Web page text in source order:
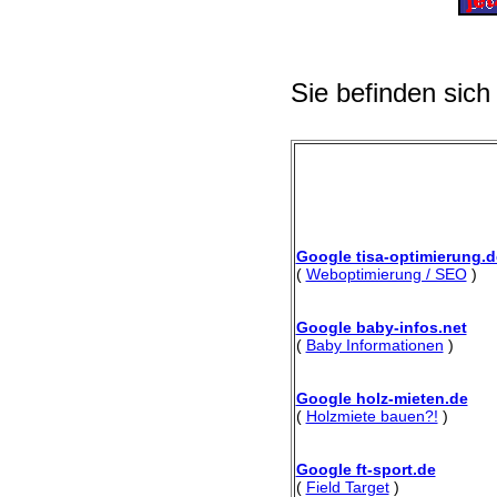
Sie befinden
Google tisa-
( Weboptimierung / SEO)
Google baby-infos.net
( Baby Informationen )
Google holz-mieten.de
( Holzmiete bauen?! )
Google ft-sport.de
( Field Target)